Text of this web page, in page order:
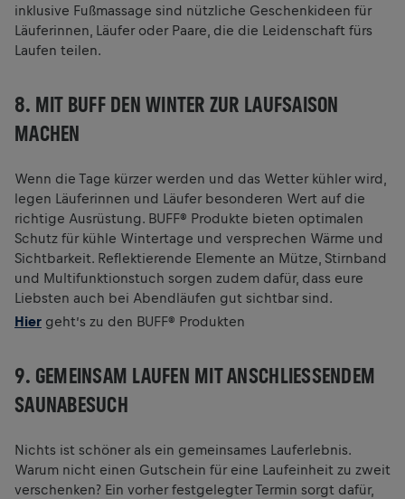
inklusive Fußmassage sind nützliche Geschenkideen für
Läuferinnen, Läufer oder Paare, die die Leidenschaft fürs
Laufen teilen.
8. MIT BUFF DEN WINTER ZUR LAUFSAISON
MACHEN
Wenn die Tage kürzer werden und das Wetter kühler wird,
legen Läuferinnen und Läufer besonderen Wert auf die
richtige Ausrüstung. BUFF® Produkte bieten optimalen
Schutz für kühle Wintertage und versprechen Wärme und
Sichtbarkeit. Reflektierende Elemente an Mütze, Stirnband
und Multifunktionstuch sorgen zudem dafür, dass eure
Liebsten auch bei Abendläufen gut sichtbar sind.
Hier geht’s zu den BUFF® Produkten
9. GEMEINSAM LAUFEN MIT ANSCHLIESSENDEM S
AUNABESUCH
Nichts ist schöner als ein gemeinsames Lauferlebnis.
Warum nicht einen Gutschein für eine Laufeinheit zu zweit
verschenken? Ein vorher festgelegter Termin sorgt dafür,